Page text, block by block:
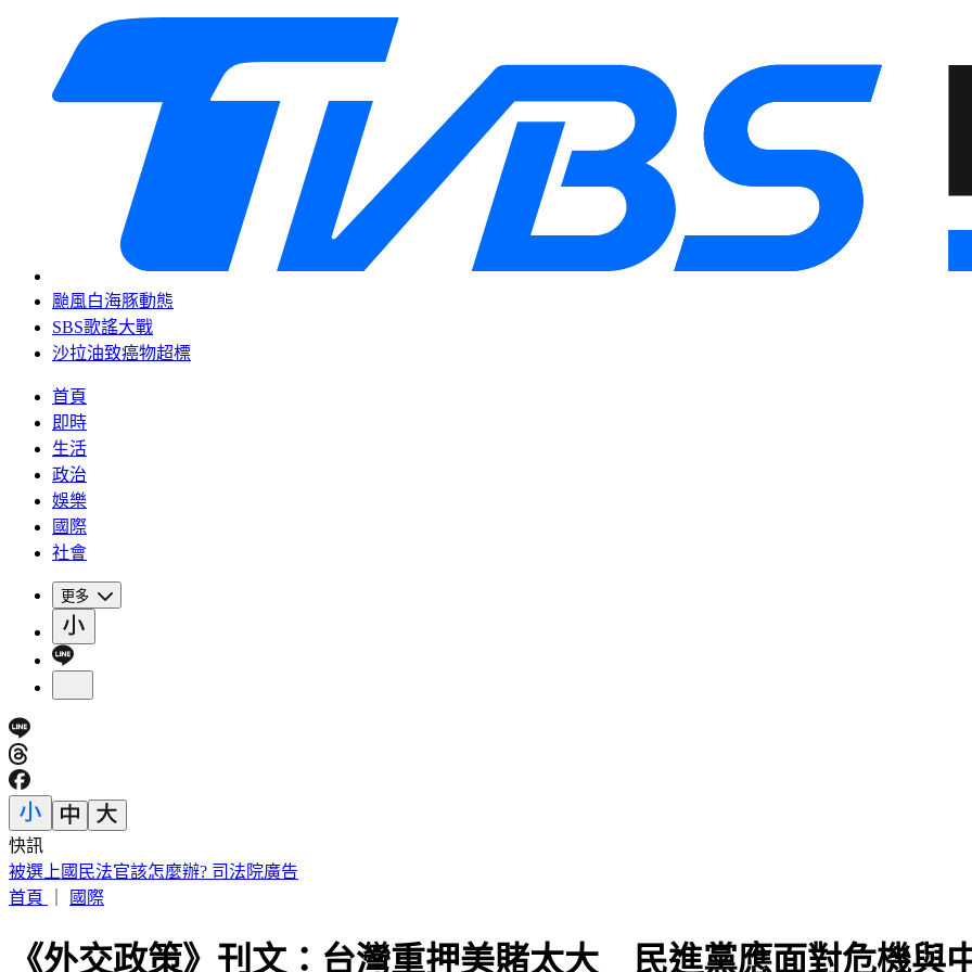
颱風白海豚動態
SBS歌謠大戰
沙拉油致癌物超標
首頁
即時
生活
政治
娛樂
國際
社會
更多
快訊
桃機8/13防空演習！網路降速線上報到注意、1服務暫停
首頁
國際
《外交政策》刊文：台灣重押美賭太大 民進黨應面對危機與